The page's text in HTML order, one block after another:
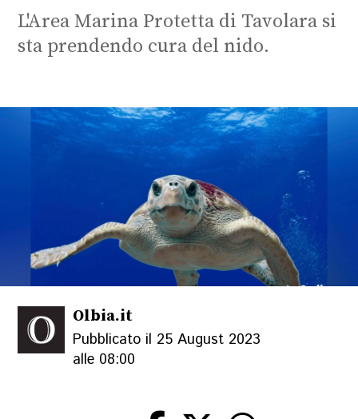
L'Area Marina Protetta di Tavolara si
sta prendendo cura del nido.
Olbia.it
Pubblicato il 25 August 2023
alle 08:00